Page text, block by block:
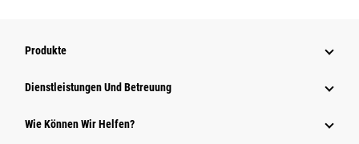
Produkte
Dienstleistungen Und Betreuung
Wie Können Wir Helfen?